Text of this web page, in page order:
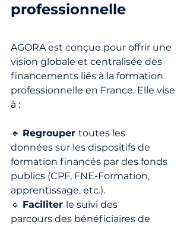
professionnelle
AGORA est conçue pour offrir une
vision globale et centralisée des
financements liés à la formation
professionnelle en France. Elle vise
à :
🔹 Regrouper toutes les
données sur les dispositifs de
formation financés par des fonds
publics (CPF, FNE-Formation,
apprentissage, etc.).
🔹 Faciliter le suivi des
parcours des bénéficiaires de